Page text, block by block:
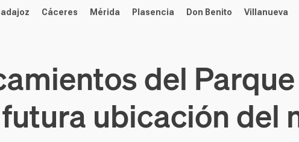
Cáceres Mérida Plasencia Don Benito Villanueva
del
ubicación del